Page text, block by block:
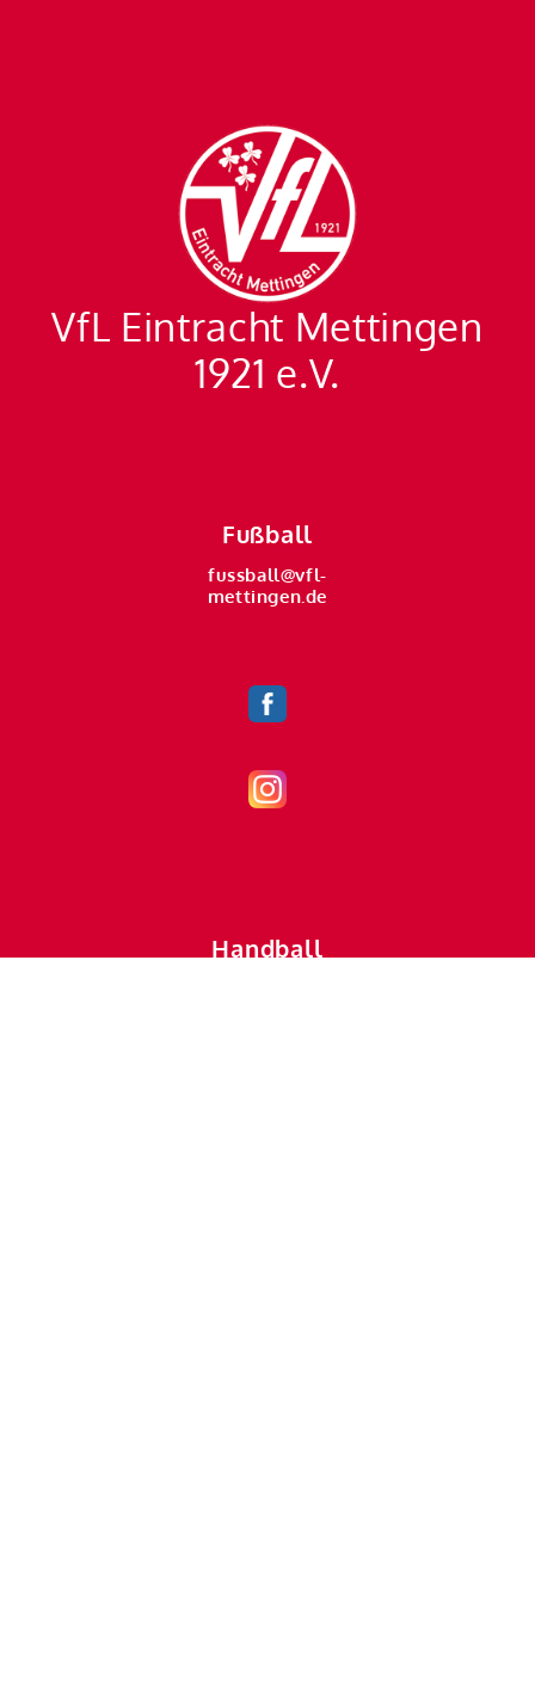
VfL Eintracht Mettingen
1921 e.V.
Fußball
fussball@vfl-
mettingen.de
Handball